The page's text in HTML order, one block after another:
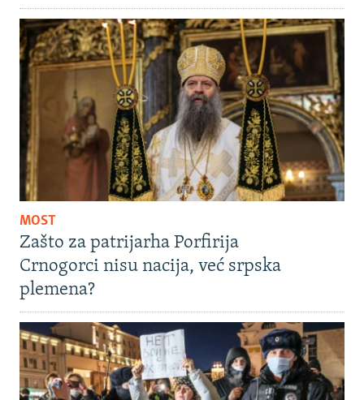
MOST
Zašto za patrijarha Porfirija
Crnogorci nisu nacija, već srpska
plemena?